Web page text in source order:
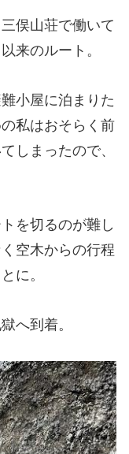
俣山荘で働いて
来のルート。
小屋に泊まりた
私はおそらく前
しまったので、
を切るのが難し
空木からの行程
に。
へ到着。